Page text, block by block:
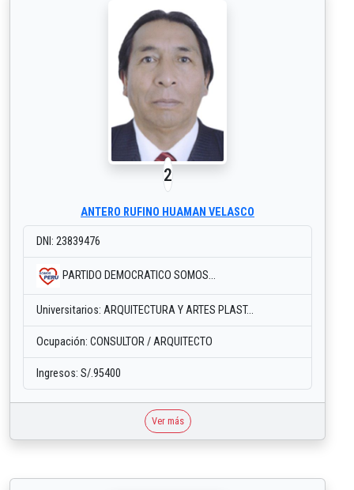
2
ANTERO RUFINO HUAMAN VELASCO
DNI: 23839476
PARTIDO DEMOCRATICO SOMOS...
Universitarios: ARQUITECTURA Y ARTES PLAST...
Ocupación: CONSULTOR / ARQUITECTO
Ingresos: S/.95400
Ver más